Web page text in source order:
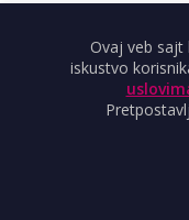
Ovaj veb sajt
iskustvo